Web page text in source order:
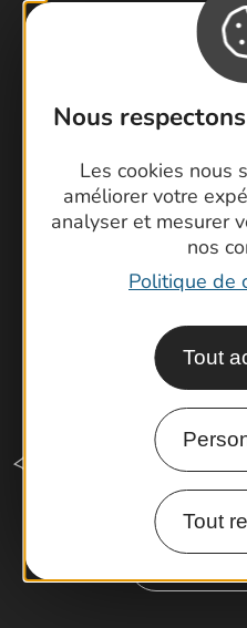
Nous
Les cookies nous
améliorer votre
analyser et mesurer
nos
Politique de
Tout
Tout